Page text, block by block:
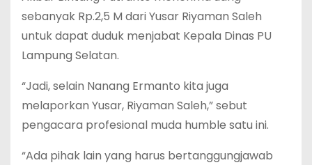
sebanyak Rp.2,5 M dari Yusar Riyaman Saleh
untuk dapat duduk menjabat Kepala Dinas PU
Lampung Selatan.
“Jadi, selain Nanang Ermanto kita juga
melaporkan Yusar, Riyaman Saleh,” sebut
pengacara profesional muda humble satu ini.
“Ada pihak lain yang harus bertanggungjawab